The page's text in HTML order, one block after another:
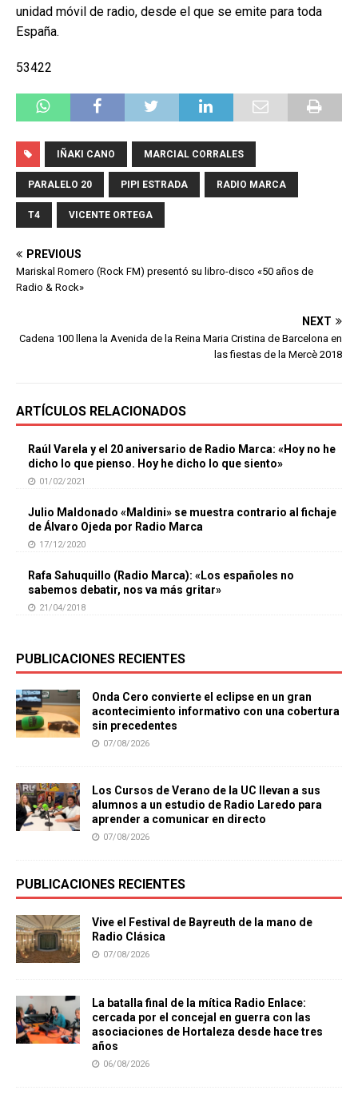
unidad móvil de radio, desde el que se emite para toda
España.
53422
IÑAKI CANO MARCIAL CORRALES
PARALELO 20 PIPI ESTRADA RADIO MARCA
T4 VICENTE ORTEGA
PREVIOUS
Mariskal Romero (Rock FM) presentó su libro-disco «50 años de
Radio & Rock»
NEXT
Cadena 100 llena la Avenida de la Reina Maria Cristina de Barcelona en
las fiestas de la Mercè 2018
ARTÍCULOS RELACIONADOS
Raúl Varela y el 20 aniversario de Radio Marca: «Hoy no he
dicho lo que pienso. Hoy he dicho lo que siento»
01/02/2021
Julio Maldonado «Maldini» se muestra contrario al fichaje
de Álvaro Ojeda por Radio Marca
17/12/2020
Rafa Sahuquillo (Radio Marca): «Los españoles no
sabemos debatir, nos va más gritar»
21/04/2018
PUBLICACIONES RECIENTES
Onda Cero convierte el eclipse en un gran
acontecimiento informativo con una cobertura
sin precedentes
07/08/2026
Los Cursos de Verano de la UC llevan a sus
alumnos a un estudio de Radio Laredo para
aprender a comunicar en directo
07/08/2026
PUBLICACIONES RECIENTES
Vive el Festival de Bayreuth de la mano de
Radio Clásica
07/08/2026
La batalla final de la mítica Radio Enlace:
cercada por el concejal en guerra con las
asociaciones de Hortaleza desde hace tres
años
06/08/2026